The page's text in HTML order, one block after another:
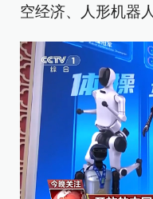
空经济、人形机器